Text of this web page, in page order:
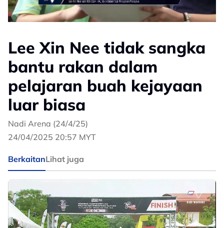
Lee Xin Nee tidak sangka
bantu rakan dalam
pelajaran buah kejayaan
luar biasa
Nadi Arena (24/4/25)
24/04/2025 20:57 MYT
BerkaitanLihat juga